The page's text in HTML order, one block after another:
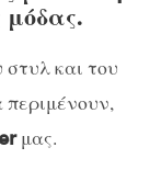
και του
μας.